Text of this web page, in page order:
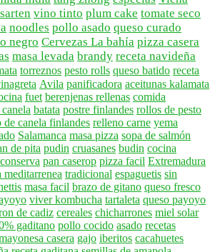
sarten vino tinto plum cake tomate seco
noodles pollo asado queso curado
negro Cervezas La bahía pizza casera
masa levada brandy receta navideña
torreznos pesto rolls queso batido receta
Avila panificadora aceitunas kalamata
fuet berenjenas rellenas comida
batata postre finlandes rollos de pesto
de canela finlandes relleno carne yema
Salamanca masa pizza sopa de salmón
de pita pudin cruasanes budin cocina
conserva pan caserop pizza facil Extremadura
meditarrenea tradicional espaguetis sin
masa facil brazo de gitano queso fresco
viver kombucha tartaleta queso payoyo
de cadiz cereales chicharrones miel solar
gaditano pollo cocido asado recetas
casera gajo iberitos cacahuetes